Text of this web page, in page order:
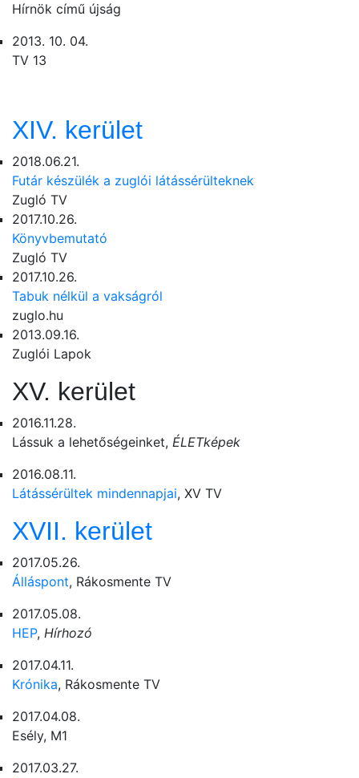
Hírnök című újság
2013. 10. 04.
TV 13
XIV. kerület
2018.06.21.
Futár készülék a zuglói látássérülteknek
Zugló TV
2017.10.26.
Könyvbemutató
Zugló TV
2017.10.26.
Tabuk nélkül a vakságról
zuglo.hu
2013.09.16.
Zuglói Lapok
XV. kerület
2016.11.28.
Lássuk a lehetőségeinket, ÉLETképek
2016.08.11.
Látássérültek mindennapjai, XV TV
XVII. kerület
2017.05.26.
Álláspont, Rákosmente TV
2017.05.08.
HEP, Hírhozó
2017.04.11.
Krónika, Rákosmente TV
2017.04.08.
Esély, M1
2017.03.27.